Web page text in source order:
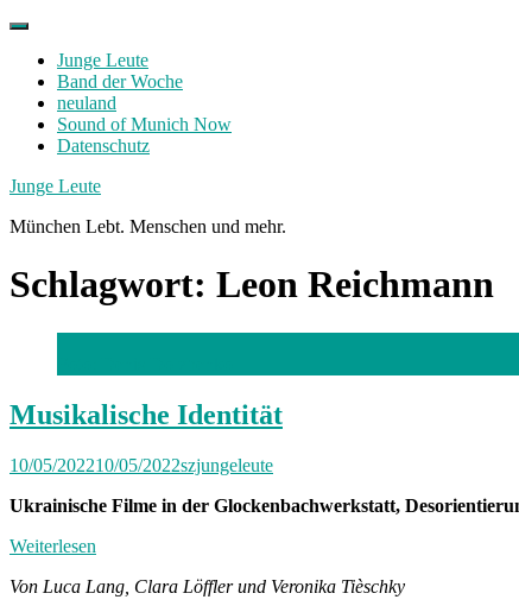
Skip
contentJunge Leute
Band der Woche
neuland
Sound of Munich Now
Datenschutz
Facebook
Twitter
Instagram
Junge Leute
München Lebt. Menschen und mehr.
Schlagwort: Leon Reichmann
Musikalische Identität
10/05/202210/05/2022szjungeleute
Ukrainische Filme in der Glockenbachwerkstatt,
Weiterlesen
Von Luca Lang, Clara Löffler und Veronika Tièschky